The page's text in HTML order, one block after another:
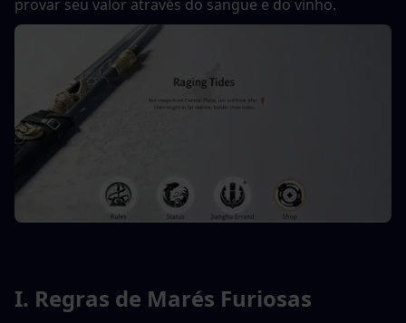
provar seu valor através do sangue e do vinho.
I. Regras de Marés Furiosas